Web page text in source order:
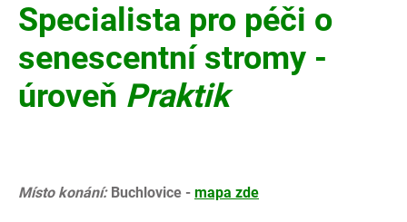
Specialista pro péči o
senescentní stromy -
úroveň Praktik
Místo konání: Buchlovice - mapa zde